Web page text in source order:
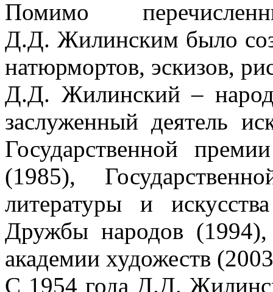
Помимо
Д.Д. Жилинским было
натюрмортов, эскизов,
Д.Д. Жилинский –
заслуженный деятель
Государственной
(1985),
литературы и
Дружбы народов (1994),
академии художеств
С 1954 года Д.Д.